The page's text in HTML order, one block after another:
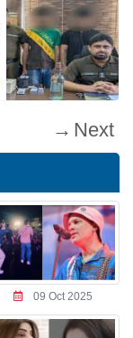
Next →
09 Oct 2025